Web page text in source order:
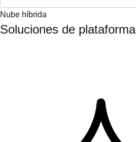
Nube híbrida
Soluciones de plataforma